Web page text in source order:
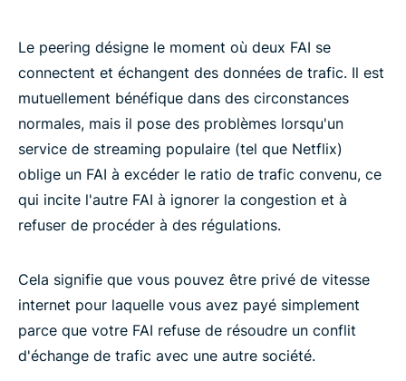
Le peering désigne le moment où deux FAI se
connectent et échangent des données de trafic. Il est
mutuellement bénéfique dans des circonstances
normales, mais il pose des problèmes lorsqu'un
service de streaming populaire (tel que Netflix)
oblige un FAI à excéder le ratio de trafic convenu, ce
qui incite l'autre FAI à ignorer la congestion et à
refuser de procéder à des régulations.
Cela signifie que vous pouvez être privé de vitesse
internet pour laquelle vous avez payé simplement
parce que votre FAI refuse de résoudre un conflit
d'échange de trafic avec une autre société.